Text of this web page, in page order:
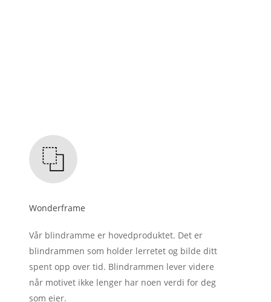
Wonderframe
Vår blindramme er hovedproduktet. Det er
blindrammen som holder lerretet og bilde ditt
spent opp over tid. Blindrammen lever videre
når motivet ikke lenger har noen verdi for deg
som eier.